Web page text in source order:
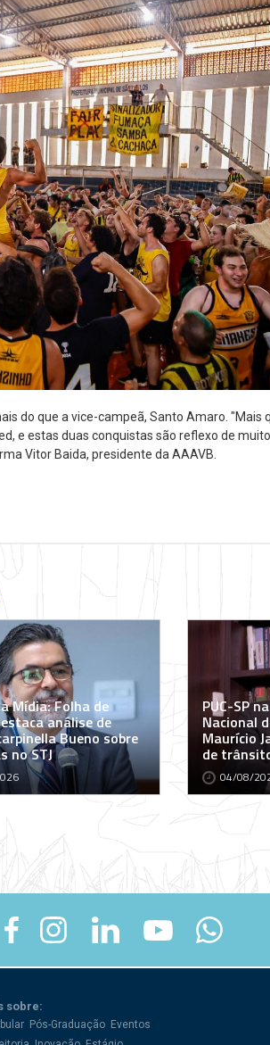
do que a vice-campeã, Santo Amaro. "Mais
e estas duas conquistas são reflexo de muito
Vitor Baida, presidente da AAAVB.
18
Ago
Special
Situations:
crédito em
empresas em
Mídia: Folha de
análise de
Bueno sobre
no STJ
PUC-SP
Nacional
Maurício
de
04/08/
sobre:
Pós-Graduação Eventos